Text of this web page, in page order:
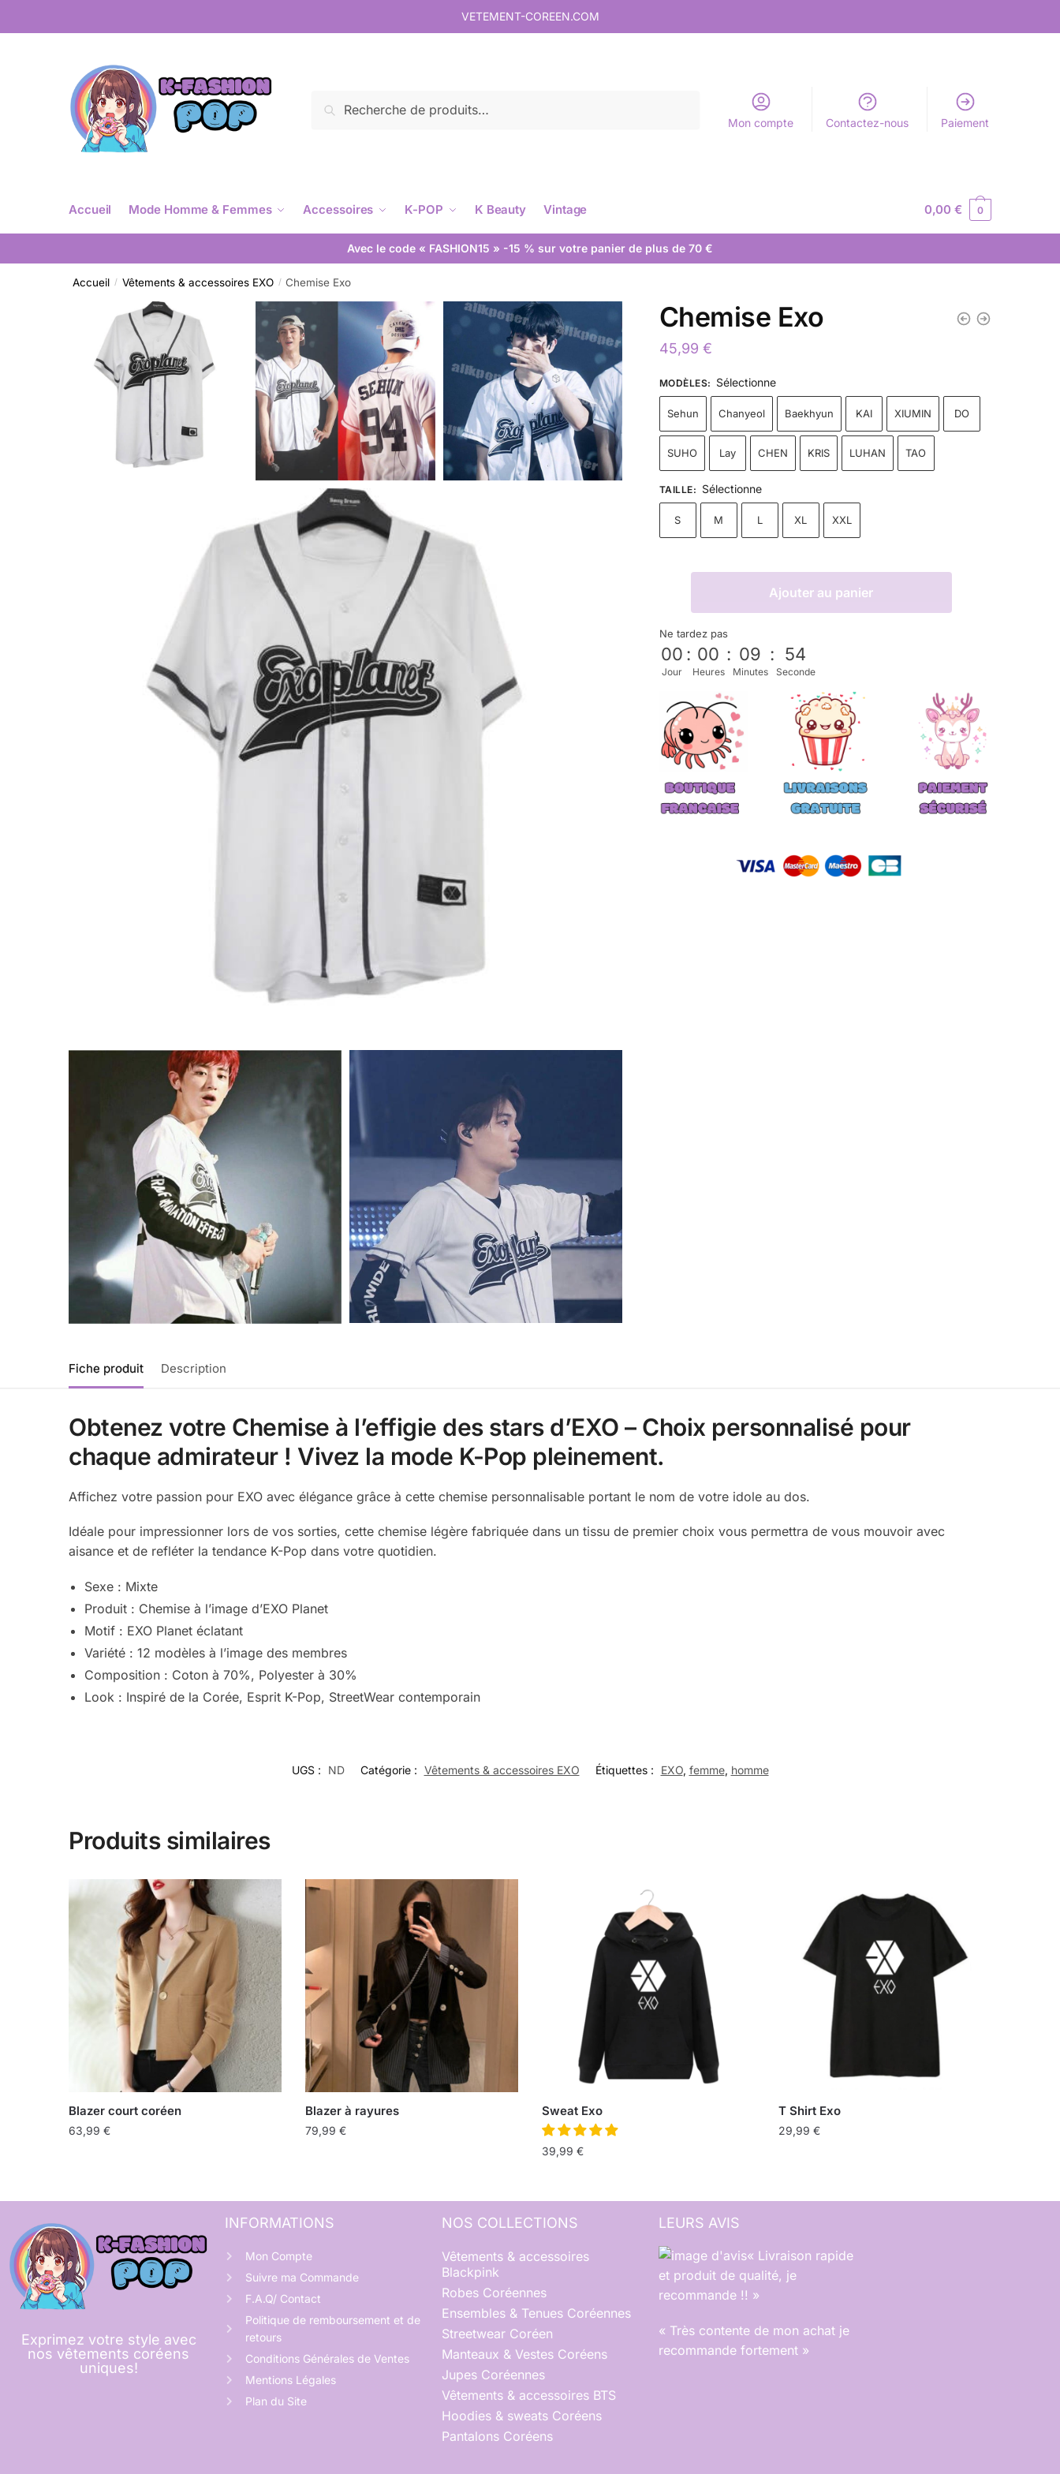
VETEMENT-COREEN.COM
Recherche
Mon compte Contactez-nous Paiement
Accueil Mode Homme & Femmes Accessoires K-POP K Beauty Vintage 0,00€ 0
Avec le code « FASHION15 » -15 % sur votre panier de plus de 70 €
Accueil / Vêtements & accessoires EXO / Chemise Exo
Chemise Exo
45,99 €
MODÈLES: Sélectionne
Sehun Chanyeol Baekhyun KAI XIUMIN DO
SUHO Lay CHEN KRIS LUHAN TAO
TAILLE: Sélectionne
S M L XL XXL
Ajouter au panier
Ne tardez pas
00
Jour
: 00
Heures
: 09
Minutes
: 53
Seconde
Fiche produit Description
Obtenez votre Chemise à l’effigie des stars d’EXO – Choix personnalisé pour
chaque admirateur ! Vivez la mode K-Pop pleinement.
Affichez votre passion pour EXO avec élégance grâce à cette chemise personnalisable portant le nom de votre idole au dos.
Idéale pour impressionner lors de vos sorties, cette chemise légère fabriquée dans un tissu de premier choix vous permettra de vous mouvoir avec
aisance et de refléter la tendance K-Pop dans votre quotidien.
Sexe : Mixte
Produit : Chemise à l’image d’EXO Planet
Motif : EXO Planet éclatant
Variété : 12 modèles à l’image des membres
Composition : Coton à 70%, Polyester à 30%
Look : Inspiré de la Corée, Esprit K-Pop, StreetWear contemporain
UGS : ND Catégorie : Vêtements & accessoires EXO Étiquettes : EXO, femme, homme
Produits similaires
Blazer court coréen
63,99€
Blazer à rayures
79,99 €
Sweat Exo
39,99 €
T Shirt Exo
29,99 €
Exprimez votre style avec
nos vêtements coréens
uniques!
INFORMATIONS
Mon Compte
Suivre ma Commande
F.A.Q/ Contact
Politique de remboursement et de
retours
Conditions Générales de Ventes
Mentions Légales
Plan du Site
NOS COLLECTIONS
Vêtements & accessoires
Blackpink
Robes Coréennes
Ensembles & Tenues Coréennes
Streetwear Coréen
Manteaux & Vestes Coréens
Jupes Coréennes
Vêtements & accessoires BTS
Hoodies & sweats Coréens
Pantalons Coréens
LEURS AVIS
« Livraison rapide
et produit de qualité, je
recommande !! »
« Très contente de mon achat je
recommande fortement »